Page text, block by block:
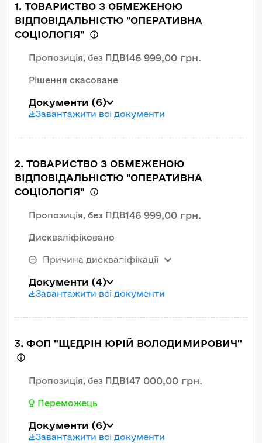
1. ТОВАРИСТВО З ОБМЕЖЕНОЮ
ВІДПОВІДАЛЬНІСТЮ "ОПЕРАТИВНА
СОЦІОЛОГІЯ"
Пропозиція, без ПДВ146 999,00 грн.
Рішення скасоване
Документи (6)
Завантажити всі документи
2. ТОВАРИСТВО З ОБМЕЖЕНОЮ
ВІДПОВІДАЛЬНІСТЮ "ОПЕРАТИВНА
СОЦІОЛОГІЯ"
Пропозиція, без ПДВ146 999,00 грн.
Дискваліфіковано
Причина дискваліфікації
Документи (4)
Завантажити всі документи
3. ФОП "ЩЕДРІН ЮРІЙ ВОЛОДИМИРОВИЧ"
Пропозиція, без ПДВ147 000,00 грн.
Переможець
Документи (6)
Завантажити всі документи